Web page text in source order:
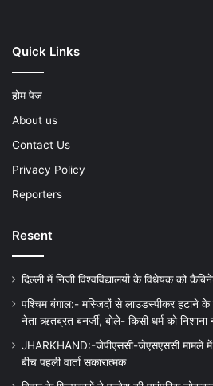
Quick Links
होम पेज
About us
Contact Us
Privacy Policy
Reporters
Resent
दिल्ली में निजी विश्वविद्यालयों के विधेयक को
पश्चिम बंगाल:- मस्जिदों से लाउडस्पीकर हटाने के
नेता ऋतब्रत बनर्जी, बोले- किसी धर्म को निशाना
JHARKHAND:-जेपीएससी-जेएसएससी मामले
बीच पहली वार्ता सकारात्मक